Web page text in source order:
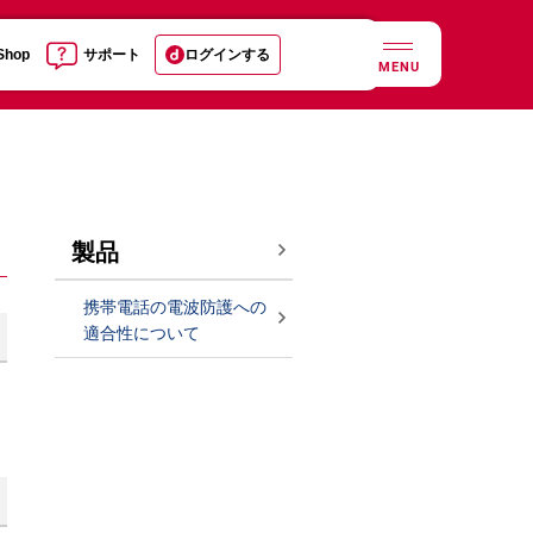
サポート ログインする
MENU
製品
携帯電話の電波防護への
適合性について